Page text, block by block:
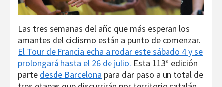
Las tres semanas del año que más esperan los
amantes del ciclismo están a punto de comenzar.
El Tour de Francia echa a rodar este sábado 4 y se
prolongará hasta el 26 de julio. Esta 113ª edición
parte desde Barcelona para dar paso a un total de